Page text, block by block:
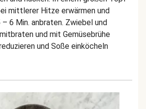
mittlerer Hitze erwärmen und
6 Min. anbraten. Zwiebel und
und mit Gemüsebrühe
und Soße einköcheln